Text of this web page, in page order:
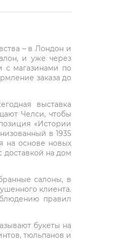
– в Лондон и
и уже через
с магазинами по
заказа до
выставка
Челси, чтобы
«Истории
в 1935
на основе новых
доставкой на дом
салоны, в
клиента.
правил
букеты на
тюльпанов и